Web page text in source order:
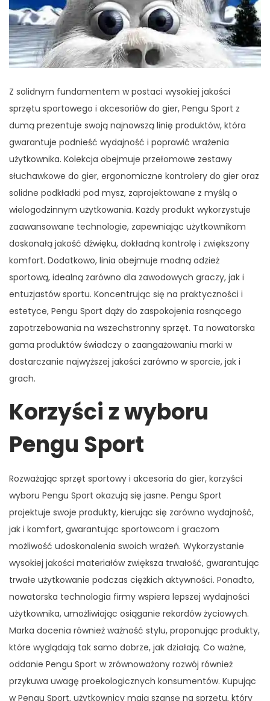
Z solidnym fundamentem w postaci wysokiej jakości
sprzętu sportowego i akcesoriów do gier, Pengu Sport z
dumą prezentuje swoją najnowszą linię produktów, która
gwarantuje podnieść wydajność i poprawić wrażenia
użytkownika. Kolekcja obejmuje przełomowe zestawy
słuchawkowe do gier, ergonomiczne kontrolery do gier oraz
solidne podkładki pod mysz, zaprojektowane z myślą o
wielogodzinnym użytkowania. Każdy produkt wykorzystuje
zaawansowane technologie, zapewniając użytkownikom
doskonałą jakość dźwięku, dokładną kontrolę i zwiększony
komfort. Dodatkowo, linia obejmuje modną odzież
sportową, idealną zarówno dla zawodowych graczy, jak i
entuzjastów sportu. Koncentrując się na praktyczności i
estetyce, Pengu Sport dąży do zaspokojenia rosnącego
zapotrzebowania na wszechstronny sprzęt. Ta nowatorska
gama produktów świadczy o zaangażowaniu marki w
dostarczanie najwyższej jakości zarówno w sporcie, jak i
grach.
Korzyści z wyboru
Pengu Sport
Rozważając sprzęt sportowy i akcesoria do gier, korzyści
wyboru Pengu Sport okazują się jasne. Pengu Sport
projektuje swoje produkty, kierując się zarówno wydajność,
jak i komfort, gwarantując sportowcom i graczom
możliwość udoskonalenia swoich wrażeń. Wykorzystanie
wysokiej jakości materiałów zwiększa trwałość, gwarantując
trwałe użytkowanie podczas ciężkich aktywności. Ponadto,
nowatorska technologia firmy wspiera lepszej wydajności
użytkownika, umożliwiając osiąganie rekordów życiowych.
Marka docenia również ważność stylu, proponując produkty,
które wyglądają tak samo dobrze, jak działają. Co ważne,
oddanie Pengu Sport w zrównoważony rozwój również
przykuwa uwagę proekologicznych konsumentów. Kupując
w Pengu Sport, użytkownicy mają szansę na sprzętu, który